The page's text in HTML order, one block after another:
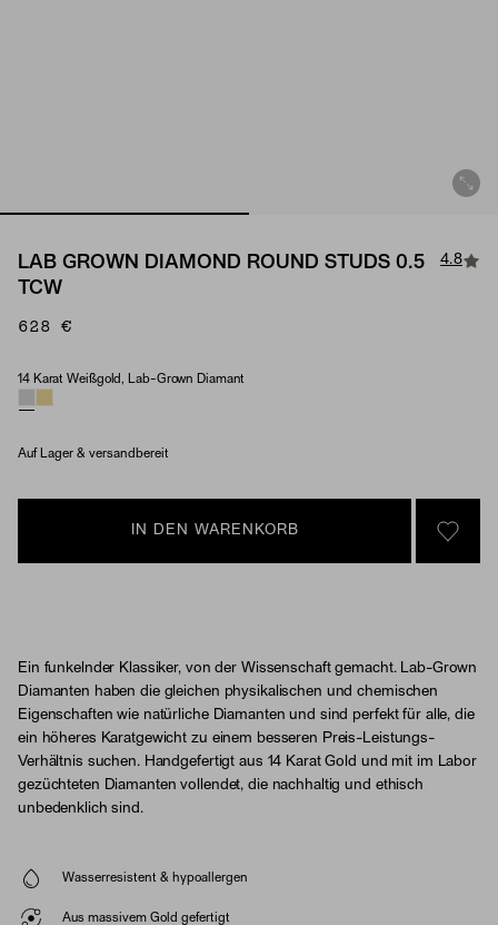
LAB GROWN DIAMOND ROUND STUDS 0.5
TCW
4.8
628 €
Material & Stone Options
14 Karat Weißgold, Lab-Grown Diamant
Auf Lager & versandbereit
IN DEN WARENKORB
SIGN
Ein funkelnder Klassiker, von der Wissenschaft gemacht. Lab-Grown
Diamanten haben die gleichen physikalischen und chemischen
Eigenschaften wie natürliche Diamanten und sind perfekt für alle, die
ein höheres Karatgewicht zu einem besseren Preis-Leistungs-
Verhältnis suchen. Handgefertigt aus 14 Karat Gold und mit im Labor
gezüchteten Diamanten vollendet, die nachhaltig und ethisch
unbedenklich sind.
Wasserresistent & hypoallergen
Aus massivem Gold gefertigt